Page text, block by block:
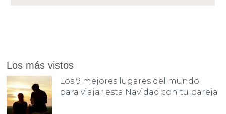
Los más vistos
Los 9 mejores lugares del mundo
para viajar esta Navidad con tu pareja